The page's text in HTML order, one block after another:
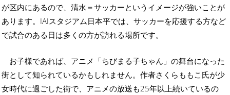
が区内にあるので、清水＝サッカーというイメージが強いことが
あります。IAIスタジアム日本平では、サッカーを応援する方など
で試合のある日は多くの方が訪れる場所です。
お子様であれば、アニメ「ちびまる子ちゃん」の舞台になった
街として知られているかもしれません。作者さくらももこ氏が少
女時代に過ごした街で、アニメの放送も25年以上続いているの